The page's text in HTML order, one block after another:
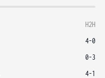
H2H
4-0
0-3
4-1